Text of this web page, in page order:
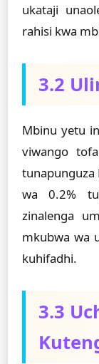
ukataji
rahisi kwa
3.2
Mbinu yetu
viwango
tunapunguza
wa 0.2%
zinalenga
mkubwa wa
kuhifadhi.
3.3